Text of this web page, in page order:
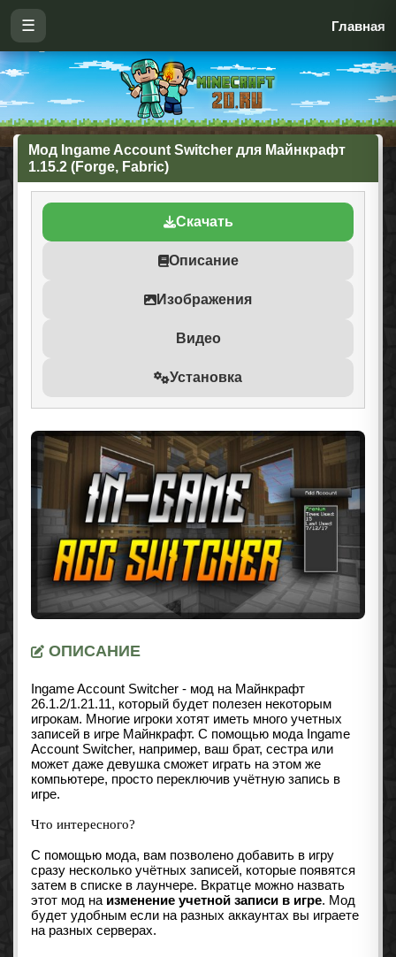
☰ Главная
Мод Ingame Account Switcher для Майнкрафт
1.15.2 (Forge, Fabric)
Скачать
Описание
Изображения
Видео
Установка
ОПИСАНИЕ
Ingame Account Switcher - мод на Майнкрафт
26.1.2/1.21.11, который будет полезен некоторым
игрокам. Многие игроки хотят иметь много учетных
записей в игре Майнкрафт. С помощью мода Ingame
Account Switcher, например, ваш брат, сестра или
может даже девушка сможет играть на этом же
компьютере, просто переключив учётную запись в
игре.
Что интересного?
С помощью мода, вам позволено добавить в игру
сразу несколько учётных записей, которые появятся
затем в списке в лаунчере. Вкратце можно назвать
этот мод на изменение учетной записи в игре. Мод
будет удобным если на разных аккаунтах вы играете
на разных серверах.